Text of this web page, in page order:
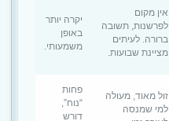
אין מקום
לפרשנות, תשובה
ברורה. לעיתים
מציינת שבועות.
יקרה יותר
באופן
משמעותי.
זול מאוד, מעולה
למי שמנסה
פחות
“נוח”,
דורש